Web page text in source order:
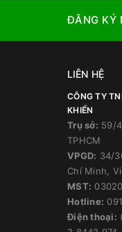
ĐĂNG KÝ
LIÊN HỆ
CÔNG TY
KHIỂN
Trụ sở: 59/
TPHCM
VPGD: 34/
Chí Minh,
MST:
Hotline:
Điện thoại: